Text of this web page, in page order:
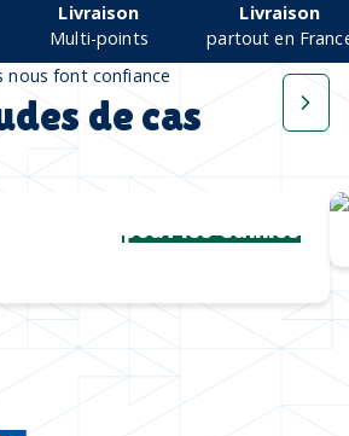
Livraison
Multi-points
Livraison
partout en
nous font confiance
de cas
complètepour les Cannes